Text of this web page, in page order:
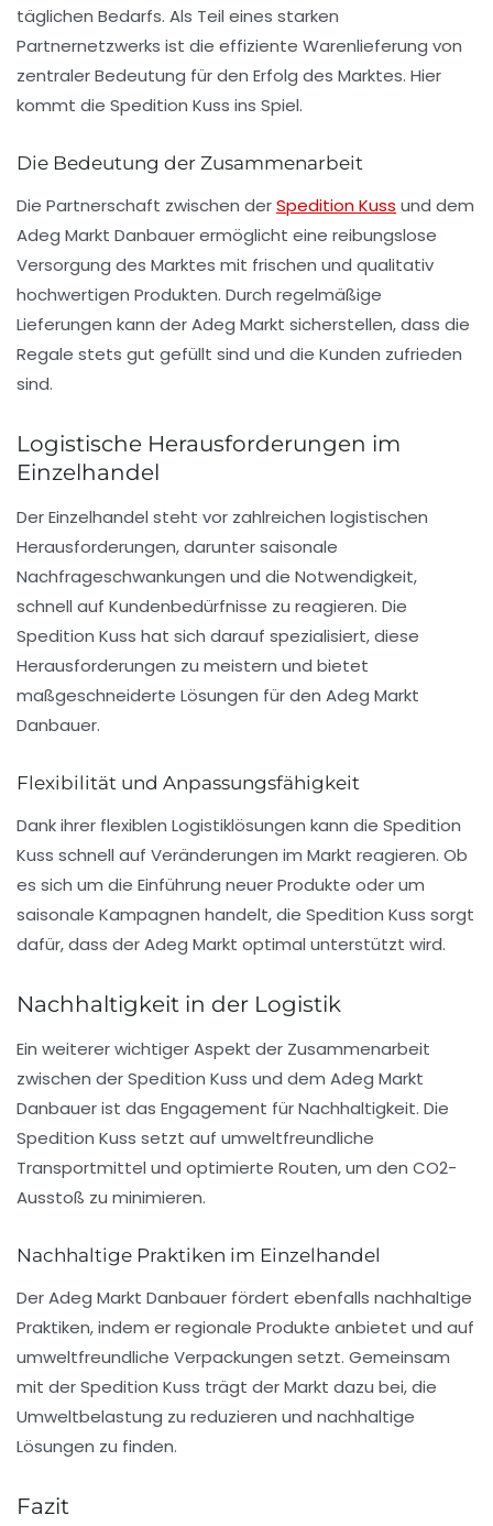
täglichen Bedarfs. Als Teil eines starken
Partnernetzwerks ist die effiziente Warenlieferung von
zentraler Bedeutung für den Erfolg des Marktes. Hier
kommt die Spedition Kuss ins Spiel.
Die Bedeutung der Zusammenarbeit
Die Partnerschaft zwischen derSpedition Kuss und dem
Adeg Markt Danbauer ermöglicht eine reibungslose
Versorgung des Marktes mit frischen und qualitativ
hochwertigen Produkten. Durch regelmäßige
Lieferungen kann der Adeg Markt sicherstellen, dass die
Regale stets gut gefüllt sind und die Kunden zufrieden
sind.
Logistische Herausforderungen im
Einzelhandel
Der Einzelhandel steht vor zahlreichen logistischen
Herausforderungen, darunter saisonale
Nachfrageschwankungen und die Notwendigkeit,
schnell auf Kundenbedürfnisse zu reagieren. Die
Spedition Kuss hat sich darauf spezialisiert, diese
Herausforderungen zu meistern und bietet
maßgeschneiderte Lösungen für den Adeg Markt
Danbauer.
Flexibilität und Anpassungsfähigkeit
Dank ihrer flexiblen Logistiklösungen kann die Spedition
Kuss schnell auf Veränderungen im Markt reagieren. Ob
es sich um die Einführung neuer Produkte oder um
saisonale Kampagnen handelt, die Spedition Kuss sorgt
dafür, dass der Adeg Markt optimal unterstützt wird.
Nachhaltigkeit in der Logistik
Ein weiterer wichtiger Aspekt der Zusammenarbeit
zwischen der Spedition Kuss und dem Adeg Markt
Danbauer ist das Engagement für Nachhaltigkeit. Die
Spedition Kuss setzt auf umweltfreundliche
Transportmittel und optimierte Routen, um den CO2-
Ausstoß zu minimieren.
Nachhaltige Praktiken im Einzelhandel
Der Adeg Markt Danbauer fördert ebenfalls nachhaltige
Praktiken, indem er regionale Produkte anbietet und auf
umweltfreundliche Verpackungen setzt. Gemeinsam
mit der Spedition Kuss trägt der Markt dazu bei, die
Umweltbelastung zu reduzieren und nachhaltige
Lösungen zu finden.
Fazit